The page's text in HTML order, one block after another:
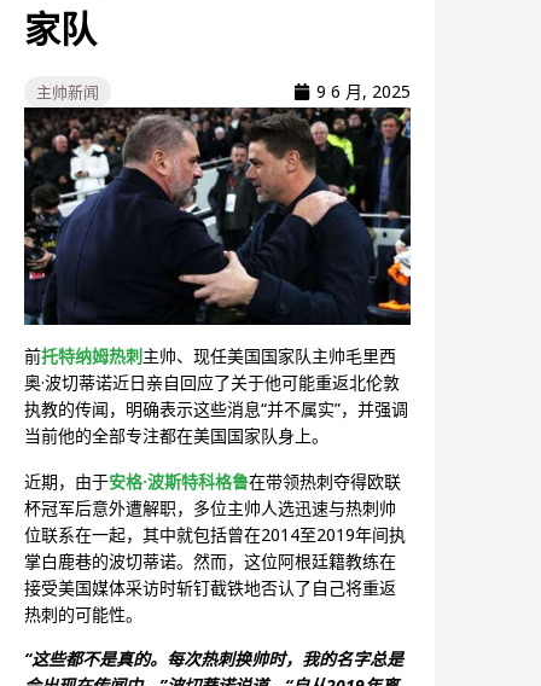
家队
主帅新闻 9 6 月, 2025
前托特纳姆热刺 主帅、现任美国国家队主帅毛里西
奥·波切蒂诺近日亲自回应了关于他可能重返北伦敦
执教的传闻，明确表示这些消息“并不属实”，并强调
当前他的全部专注都在美国国家队身上。
近期，由于安格·波斯特科格鲁在带领热刺夺得欧联
杯冠军后意外遭解职，多位主帅人选迅速与热刺帅
位联系在一起，其中就包括曾在2014至2019年间执
掌白鹿巷的波切蒂诺。然而，这位阿根廷籍教练在
接受美国媒体采访时斩钉截铁地否认了自己将重返
热刺的可能性。
“这些都不是真的。每次热刺换帅时，我的名字总是